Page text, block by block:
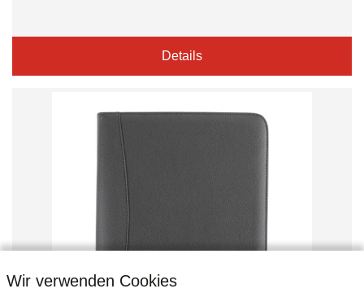
Details
Wir verwenden Cookies